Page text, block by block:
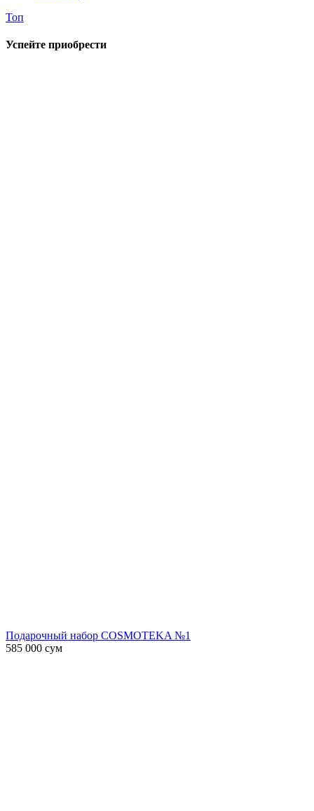
Топ
Успейте приобрести
Подарочный набор COSMOTEKA №1
585 000 сум